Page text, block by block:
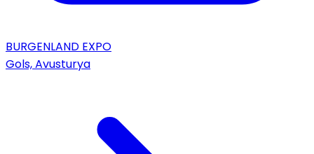
BURGENLAND EXPO
Gols, Avusturya